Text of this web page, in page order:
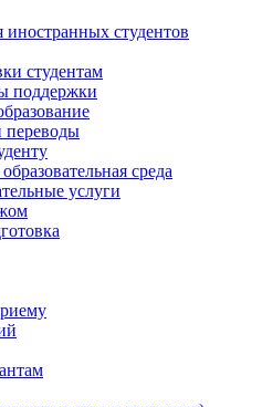
иностранных студентов
студентам
поддержки
переводы
среда
услуги